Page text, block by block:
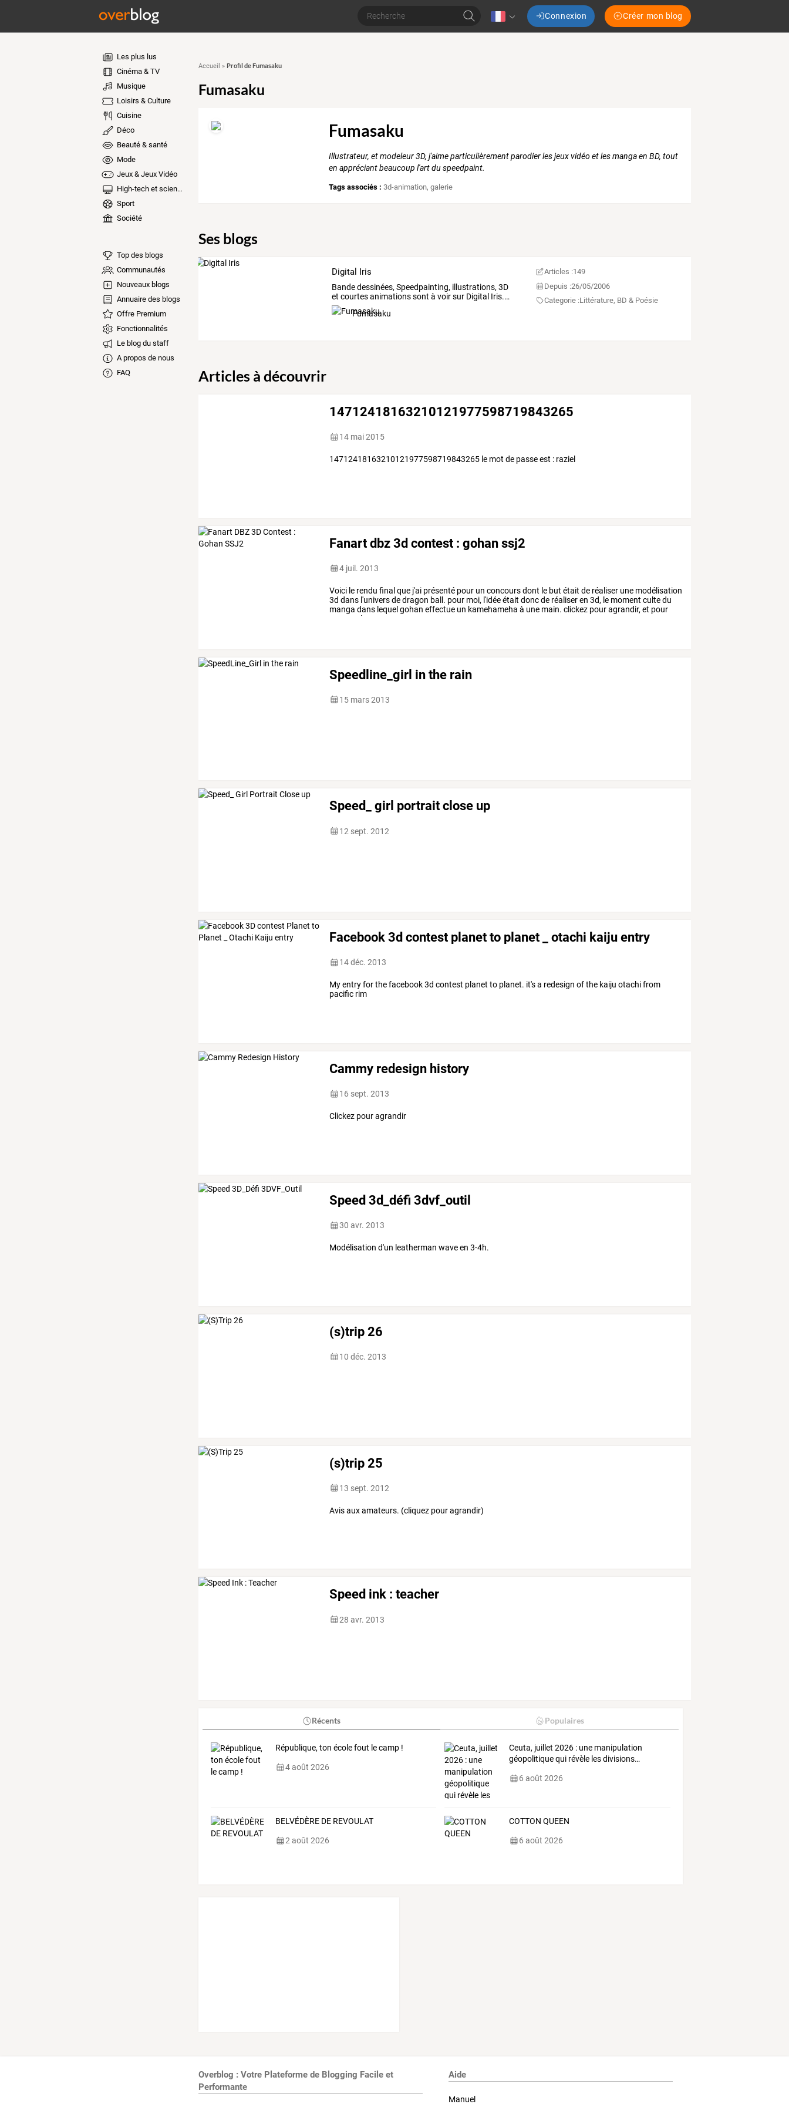
Connexion Créer mon blog
Les plus lus
Cinéma & TV
Musique
Loisirs & Culture
Cuisine
Déco
Beauté & santé
Mode
Jeux & Jeux Vidéo
High-tech et sciences
Sport
Société
Top des blogs
Communautés
Nouveaux blogs
Annuaire des blogs
Offre Premium
Fonctionnalités
Le blog du staff
A propos de nous
FAQ
Accueil » Profil de Fumasaku
Fumasaku
Fumasaku
Illustrateur, et modeleur 3D, j'aime particulièrement parodier les jeux vidéo et les manga en BD, tout
en appréciant beaucoup l'art du speedpaint.
Tags associés : 3d-animation,galerie
Ses blogs
Digital Iris
Bandedessinées,Speedpainting,illustrations,3D
et courtesanimationssont à voirsurDigital Iris.…
Fumasaku
Articles :149
Depuis :26/05/2006
Categorie :Littérature, BD & Poésie
Articles à découvrir
14712418163210121977598719843265
14 mai 2015
14712418163210121977598719843265 le mot de passe est : raziel
Fanart dbz 3d contest : gohan ssj2
4 juil. 2013
Voici le rendu final que j'ai présenté pour un concoursdont le but était de réaliser une modélisation
3d dans l'universdedragon ball. pour moi, l'idéeétait doncde réaliseren 3d, le moment cultedu
manga dans lequel gohan effectue un kamehameha à une main. clickez pouragrandir, et pour
plus
Speedline_girl in the rain
15 mars 2013
Speed_ girl portrait close up
12 sept. 2012
Facebook 3d contest planet to planet _ otachi kaiju entry
14 déc. 2013
My entry for the facebook 3d contest planet to planet. it's a redesign of the kaiju otachi from
pacific rim
Cammy redesign history
16 sept. 2013
Clickez pour agrandir
Speed 3d_défi 3dvf_outil
30 avr. 2013
Modélisation d'un leatherman wave en 3-4h.
(s)trip 26
10 déc. 2013
(s)trip 25
13 sept. 2012
Avis aux amateurs. (cliquez pour agrandir)
Speed ink : teacher
28 avr. 2013
Récents Populaires
République, ton école fout le camp !
4 août 2026
Ceuta, juillet 2026 : une manipulation
géopolitiquequi révèle lesdivisions…
6 août 2026
BELVÉDÈRE DE REVOULAT
2 août 2026
COTTON QUEEN
6 août 2026
Overblog : Votre Plateforme de Blogging Facile et
Performante
Aide
Manuel